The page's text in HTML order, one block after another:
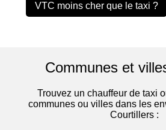
VTC moins cher que le taxi ?
Communes et
Trouvez un chauffeur de taxi
communes ou villes dans les
Courtillers :